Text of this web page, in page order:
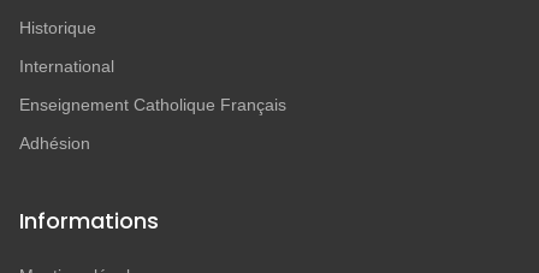
Historique
International
Enseignement Catholique Français
Adhésion
Informations